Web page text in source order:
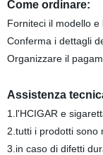
Come ordinare:
Forniteci il modello
Conferma i dettagli
Organizzare il
Assistenza
1.l'HCIGAR e
2.tutti i prodotti sono
3.in caso di difetti